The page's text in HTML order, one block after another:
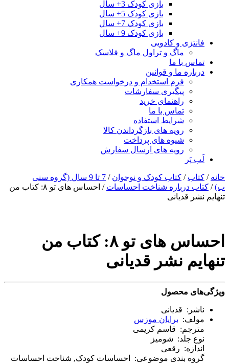
بازی کودک 3+ سال
بازی کودک 5+ سال
بازی کودک 7+ سال
بازی کودک 9+ سال
فانتزی و کادویی
ماگ و تراول ماگ و فلاسک
تماس با ما
درباره ما و قوانین
فرم استخدام و درخواست همکاری
پیگیری سفارشات
راهنمای خرید
تماس با ما
شرایط استفاده
رویه های بازگرداندن کالا
شیوه های پرداخت
رویه های ارسال سفارش
لَب پَر
خانه / کتاب / کتاب کودک و نوجوان /
7 تا 9 سال (گروه سنی
ب)/ کتاب درباره شناخت احساسات
/ احساس های تو ۸: کتاب من
تنهایم نشر قدیانی
احساس های تو ۸: کتاب من
تنهایم نشر قدیانی
ویژگی‌های محصول
ناشر: قدیانی
مولف: برایان موزس
مترجم: قاسم کریمی
نوع جلد: شومیز
اندازه: رقعی
گروه بندی موضوعی: احساسات کودک, شناخت احساسات